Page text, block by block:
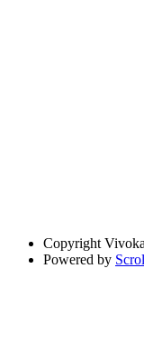
Copyright
Powered by